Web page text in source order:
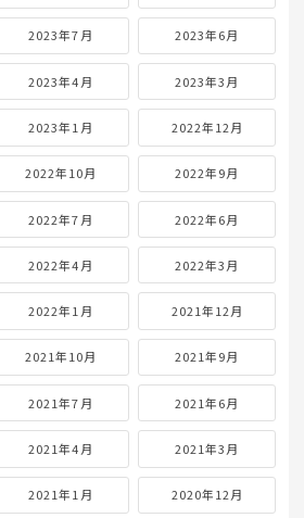
2023年7月 2023年6月
2023年4月 2023年3月
2023年1月 2022年12月
2022年10月 2022年9月
2022年7月 2022年6月
2022年4月 2022年3月
2022年1月 2021年12月
2021年10月 2021年9月
2021年7月 2021年6月
2021年4月 2021年3月
2021年1月 2020年12月